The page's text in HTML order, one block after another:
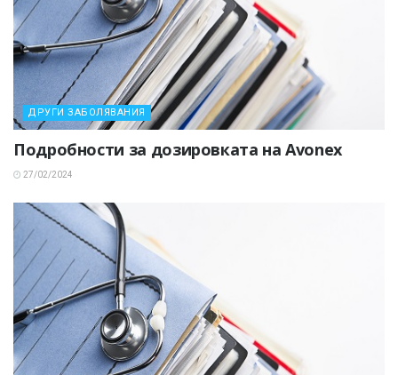
ДРУГИ ЗАБОЛЯВАНИЯ
Подробности за дозировката на Avonex
27/02/2024